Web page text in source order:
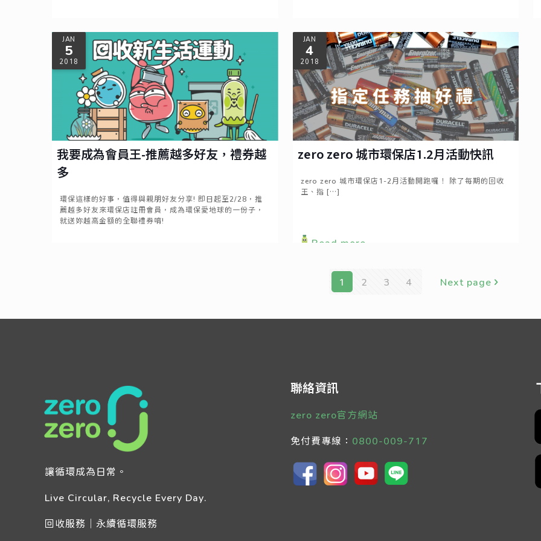
Read more Read more
JAN
5
2018
我要成為會員王-推薦越多好友，禮券越
多
環保這樣的好事，值得與親朋好友分享! 即日起至2/28，推
薦越多好友來環保店註冊會員，成為環保愛地球的一份子，
就送妳越高金額的全聯禮券唷!
JAN
4
2018
zero zero 城市環保店1.2月活動快訊
zero zero 城市環保店1-2月活動開跑囉！ 除了每期的回收
王、指 […]
Read more
1 2 3 4 Next page
讓循環成為日常。
Live Circular, Recycle Every Day.
回收服務｜永續循環服務
聯絡資訊
zero zero官方網站
免付費專線： 0800-009-717